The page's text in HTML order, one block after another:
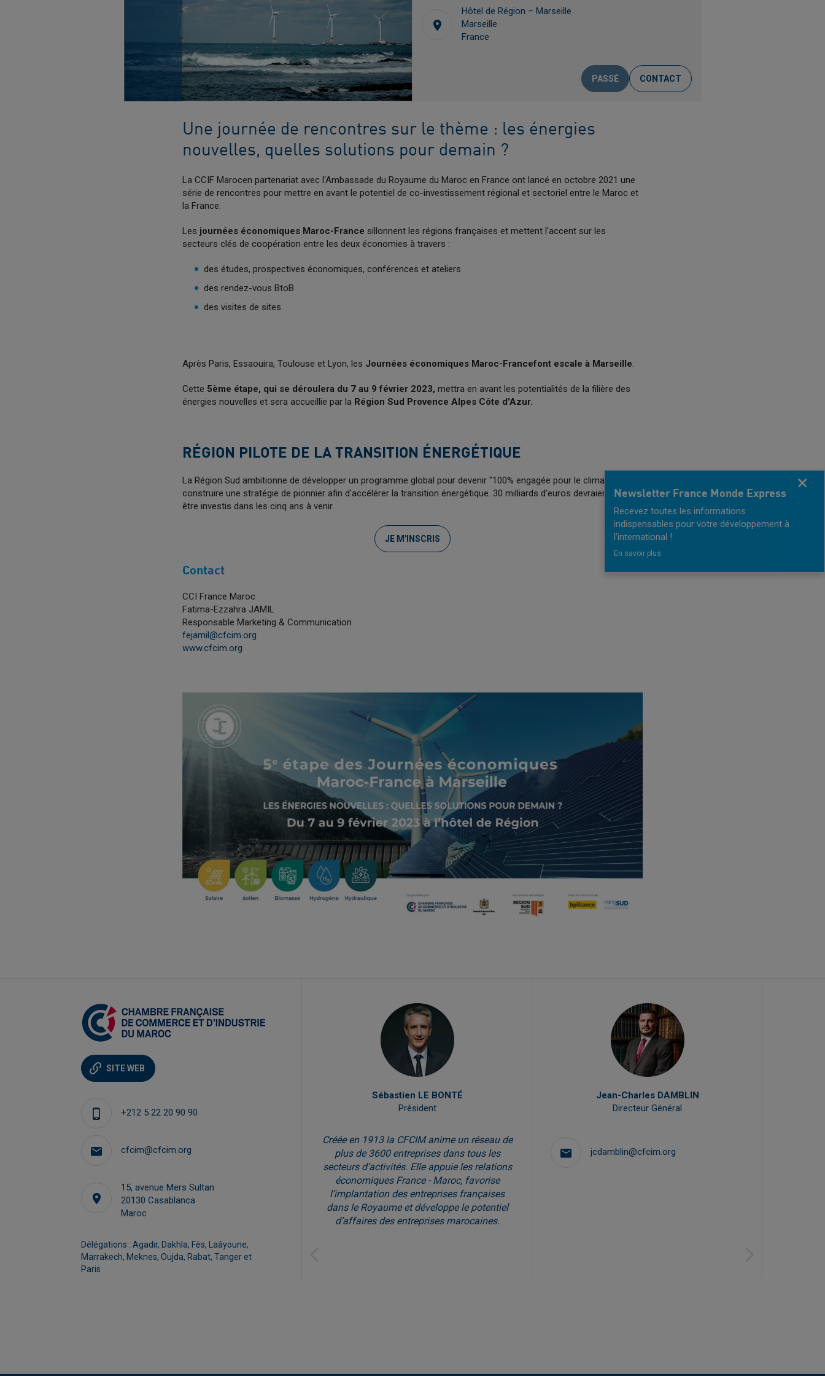
Hôtel de Région – Marseille
Marseille
France
PASSÉ CONTACT
Une journée de rencontres sur le thème : les énergies
nouvelles, quelles solutions pour demain ?
La CCIF Marocen partenariat avec l'Ambassade du Royaume du Maroc en France ont lancé en octobre 2021 une
série de rencontres pour mettre en avant le potentiel de co-investissement régional et sectoriel entre le Maroc et
la France.
Les journées économiques Maroc-France sillonnent les régions françaises et mettent l'accent sur les
secteurs clés de coopération entre les deux économies à travers :
des études, prospectives économiques, conférences et ateliers
des rendez-vous BtoB
des visites de sites
Après Paris, Essaouira, Toulouse et Lyon, les Journées économiques Maroc-Francefont escale à Marseille.
Cette 5ème étape, qui se déroulera du 7 au 9 février 2023, mettra en avant les potentialités de la filière des
énergies nouvelles et sera accueillie par la Région Sud Provence Alpes Côte d'Azur.
RÉGION PILOTE DE LA TRANSITION ÉNERGÉTIQUE
La Région Sud ambitionne de développer un programme global pour devenir "100% engagée pour le climat" et
construire une stratégie de pionnier afin d'accélérer la transition énergétique. 30 milliards d'euros devraient ainsi
être investis dans les cinq ans à venir.
JE M'INSCRIS
Contact
CCI France Maroc
Fatima-Ezzahra JAMIL
Responsable Marketing & Communication
fejamil@cfcim.org
www.cfcim.org
SITE WEB
+212 5 22 20 90 90
cfcim@cfcim.org
15, avenue Mers Sultan
20130 Casablanca
Maroc
Délégations : Agadir, Dakhla, Fès, Laâyoune,
Marrakech, Meknes, Oujda, Rabat, Tanger et
Paris
Responsable des missions collectives et
Sébastien LE BONTÉ
Président
Créée en 1913 la CFCIM anime un réseau de
plus de 3600 entreprises dans tous les
secteurs d’activités. Elle appuie les relations
économiques France - Maroc, favorise
l’implantation des entreprises françaises
dans le Royaume et développe le potentiel
d’affaires des entreprises marocaines.
Jean-Charles DAMBLIN
Directeur Général
jcdamblin@cfcim.org
Newsletter France Monde Express
Recevez toutes les informations
indispensables pour votre développement à
l'international !
En savoir plus